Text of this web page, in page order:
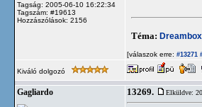
Tagság: 2005-06-10 16:22:34
Tagszám: #19613
Hozzászólások: 2156
Téma:
[válaszok erre: #13271
Kiváló dolgozó
Gagliardo 13269. Elküldve: